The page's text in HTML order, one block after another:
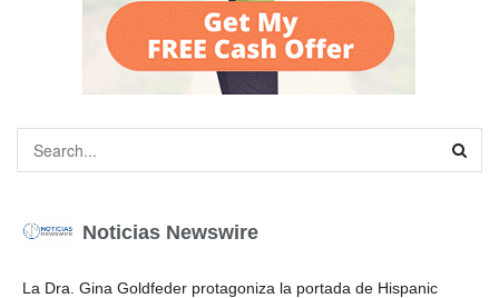
Noticias Newswire
La Dra. Gina Goldfeder protagoniza la portada de Hispanic